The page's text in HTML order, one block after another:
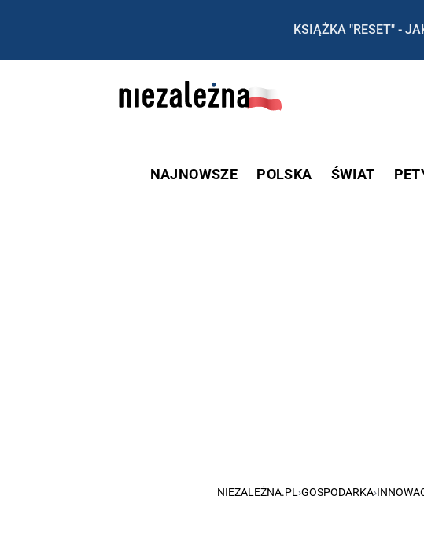
KSIĄŻKA "RESET" -
NAJNOWSZE POLSKA ŚWIAT
NIEZALEŻNA.PL ›GOSPODARKA›